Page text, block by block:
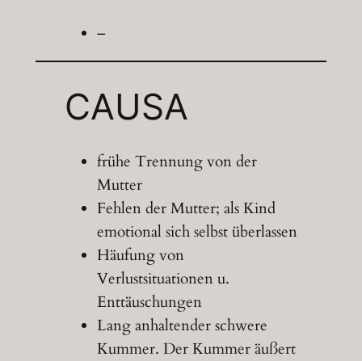
–
CAUSA
frühe Trennung von der
Mutter
Fehlen der Mutter; als Kind
emotional sich selbst überlassen
Häufung von
Verlustsituationen u.
Enttäuschungen
Lang anhaltender schwere
Kummer. Der Kummer äußert